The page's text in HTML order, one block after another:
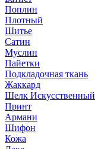
Поплин
Плотный
Шитье
Сатин
Муслин
Пайетки
Подкладочная ткань
Жаккард
Шелк Искусственный
Принт
Армани
Шифон
Кожа